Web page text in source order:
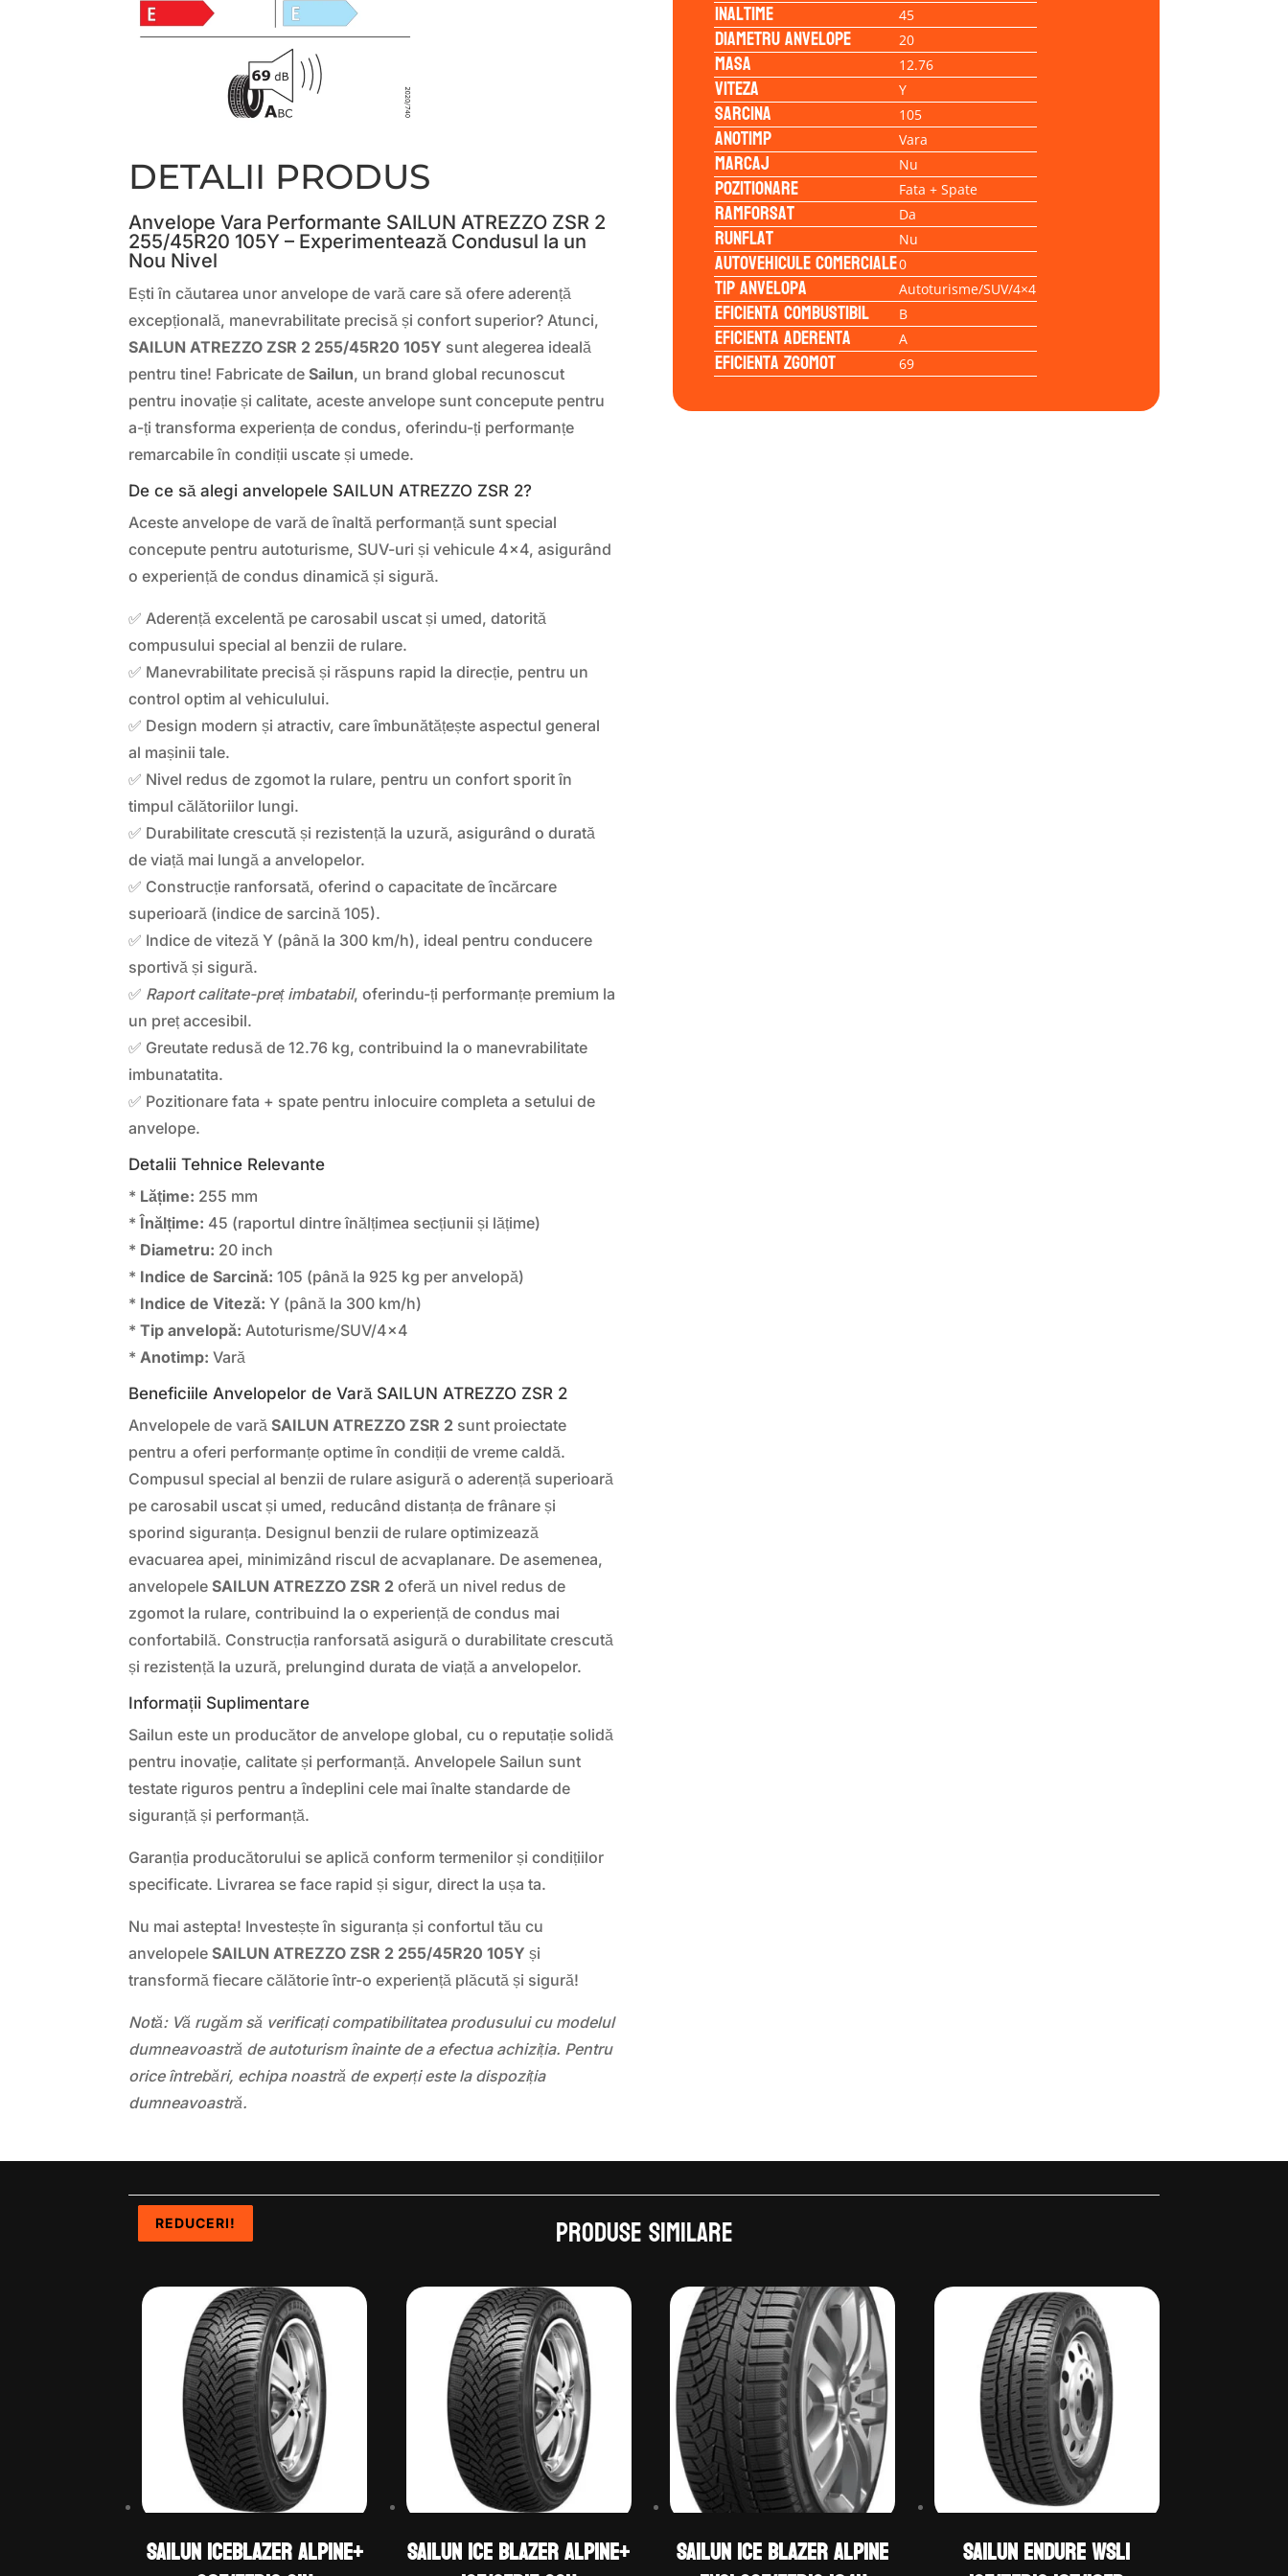
DETALII PRODUS
Anvelope Vara Performante SAILUN ATREZZO ZSR 2
255/45R20 105Y – Experimentează Condusul la un
Nou Nivel
Ești în căutarea unor anvelope de vară care să ofere aderență
excepțională, manevrabilitate precisă și confort superior? Atunci,
SAILUN ATREZZO ZSR 2 255/45R20 105Y sunt alegerea ideală
pentru tine! Fabricate deSailun, un brand global recunoscut
pentru inovație și calitate, aceste anvelope sunt concepute pentru
a-ți transforma experiența de condus, oferindu-ți performanțe
remarcabile în condiții uscate și umede.
De ce să alegi anvelopele SAILUN ATREZZO ZSR 2?
Aceste anvelope de vară de înaltă performanță sunt special
concepute pentru autoturisme, SUV-uri și vehicule 4×4, asigurând
o experiență de condus dinamică și sigură.
✅ Aderență excelentă pe carosabil uscat și umed, datorită
compusului special al benzii de rulare.
✅ Manevrabilitate precisă și răspuns rapid la direcție, pentru un
control optim al vehiculului.
✅ Design modern și atractiv, care îmbunătățește aspectul general
al mașinii tale.
✅ Nivel redus de zgomot la rulare, pentru un confort sporit în
timpul călătoriilor lungi.
✅ Durabilitate crescută și rezistență la uzură, asigurând o durată
de viață mai lungă a anvelopelor.
✅ Construcție ranforsată, oferind o capacitate de încărcare
superioară (indice de sarcină 105).
✅ Indice de viteză Y (până la 300 km/h), ideal pentru conducere
sportivă și sigură.
✅ Raport calitate-preț imbatabil, oferindu-ți performanțe premium la
un preț accesibil.
✅ Greutate redusă de 12.76 kg, contribuind la o manevrabilitate
imbunatatita.
✅ Pozitionare fata + spate pentru inlocuire completa a setului de
anvelope.
Detalii Tehnice Relevante
* Lățime: 255 mm
*Înălțime: 45 (raportul dintre înălțimea secțiunii și lățime)
* Diametru: 20 inch
* Indice de Sarcină: 105 (până la 925 kg per anvelopă)
* Indice de Viteză: Y (până la 300 km/h)
*Tip anvelopă: Autoturisme/SUV/4×4
* Anotimp: Vară
Beneficiile Anvelopelor de Vară SAILUN ATREZZO ZSR 2
Anvelopele de varăSAILUN ATREZZO ZSR 2 sunt proiectate
pentru a oferi performanțe optime în condiții de vreme caldă.
Compusul special al benzii de rulare asigură o aderență superioară
pe carosabil uscat și umed, reducând distanța de frânare și
sporind siguranța. Designul benzii de rulare optimizează
evacuarea apei, minimizând riscul de acvaplanare. De asemenea,
anvelopeleSAILUN ATREZZO ZSR 2 oferă un nivel redus de
zgomot la rulare, contribuind la o experiență de condus mai
confortabilă. Construcția ranforsată asigură o durabilitate crescută
și rezistență la uzură, prelungind durata de viață a anvelopelor.
Informații Suplimentare
Sailun este un producător de anvelope global, cu o reputație solidă
pentru inovație, calitate și performanță. Anvelopele Sailun sunt
testate riguros pentru a îndeplini cele mai înalte standarde de
siguranță și performanță.
Garanția producătorului se aplică conform termenilor și condițiilor
specificate. Livrarea se face rapid și sigur, direct la ușa ta.
Nu mai astepta! Investește în siguranța și confortul tău cu
anvelopeleSAILUN ATREZZO ZSR 2 255/45R20 105Y și
transformă fiecare călătorie într-o experiență plăcută și sigură!
Notă: Vă rugăm să verificați compatibilitatea produsului cu modelul
dumneavoastră de autoturism înainte de a efectua achiziția. Pentru
orice întrebări, echipa noastră de experți este la dispoziția
dumneavoastră.
Inaltime 45
Diametru anvelope 20
Masa 12.76
Viteza Y
Sarcina 105
Anotimp Vara
Marcaj Nu
Pozitionare Fata + Spate
Ramforsat Da
Runflat Nu
Autovehicule comerciale0
Tip anvelopa Autoturisme/SUV/4×4
Eficienta Combustibil B
Eficienta Aderenta A
Eficienta Zgomot 69
Produse similare
REDUCERI!
Sailun ICEBLAZER ALPINE+
REDUCERI!
Sailun ICE BLAZER ALPINE+
REDUCERI!
Sailun ICE BLAZER ALPINE
REDUCERI!
Sailun ENDURE WSL1